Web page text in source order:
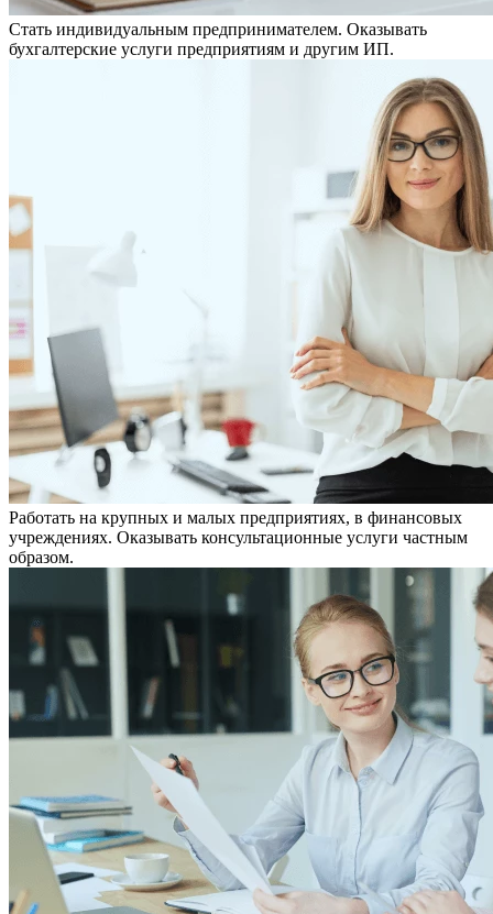
Стать индивидуальным предпринимателем. Оказывать
бухгалтерские услуги предприятиям и другим ИП.
Работать на крупных и малых предприятиях, в финансовых
учреждениях. Оказывать консультационные услуги частным
образом.